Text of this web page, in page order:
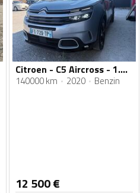
Citroen - C5 Aircross - 1.2 SHINE
140000 km 2020 Benzin
12 500€